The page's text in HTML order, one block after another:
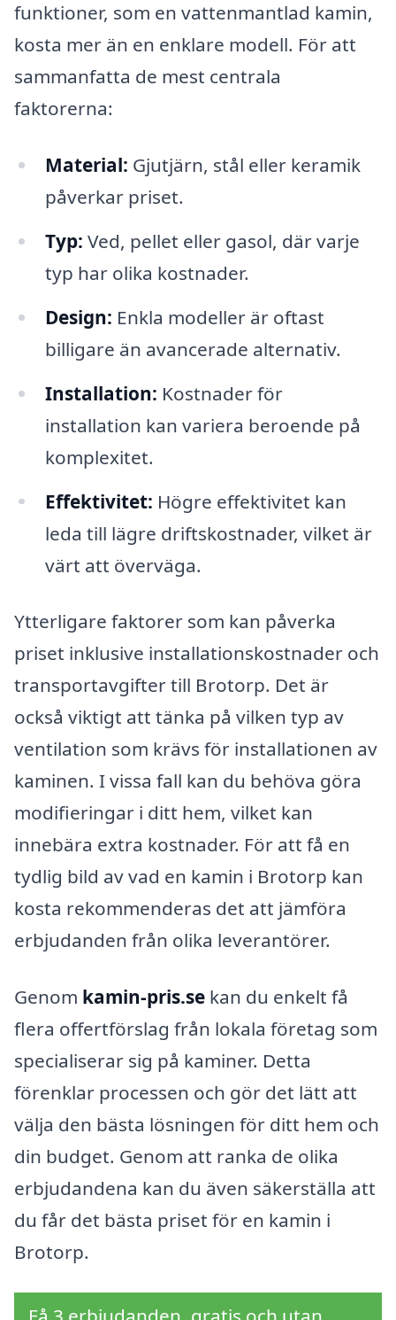
funktioner, som en vattenmantlad kamin,
kosta mer än en enklare modell. För att
sammanfatta de mest centrala
faktorerna:
Material: Gjutjärn, stål eller keramik
påverkar priset.
Typ: Ved, pellet eller gasol, där varje
typ har olika kostnader.
Design: Enkla modeller är oftast
billigare än avancerade alternativ.
Installation: Kostnader för
installation kan variera beroende på
komplexitet.
Effektivitet: Högre effektivitet kan
leda till lägre driftskostnader, vilket är
värt att överväga.
Ytterligare faktorer som kan påverka
priset inklusive installationskostnader och
transportavgifter till Brotorp. Det är
också viktigt att tänka på vilken typ av
ventilation som krävs för installationen av
kaminen. I vissa fall kan du behöva göra
modifieringar i ditt hem, vilket kan
innebära extra kostnader. För att få en
tydlig bild av vad en kamin i Brotorp kan
kosta rekommenderas det att jämföra
erbjudanden från olika leverantörer.
Genom kamin-pris.se kan du enkelt få
flera offertförslag från lokala företag som
specialiserar sig på kaminer. Detta
förenklar processen och gör det lätt att
välja den bästa lösningen för ditt hem och
din budget. Genom att ranka de olika
erbjudandena kan du även säkerställa att
du får det bästa priset för en kamin i
Brotorp.